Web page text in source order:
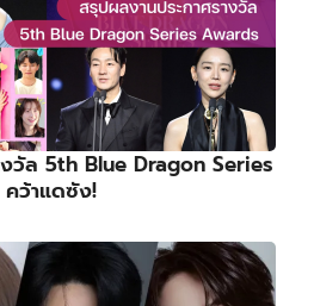
วัล 5th Blue Dragon Series
ว้าแดซัง!